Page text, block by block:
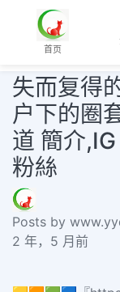
首页
失而复得
户下的圈
道 簡介
粉絲
Posts by
2 年，5 月前